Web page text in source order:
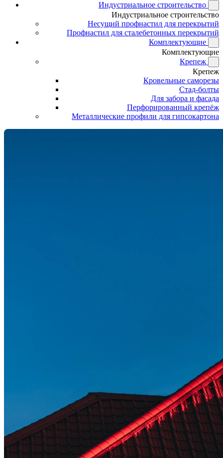
Индустриальное строительство
Индустриальное строительство
Несущий профнастил для перекрытий
Профнастил для сталебетонных перекрытий
Комплектующие
Комплектующие
Крепеж
Крепеж
Кровельные саморезы
Стад-болты
Для забора и фасада
Перфорированный крепёж
Металлические профили для гипсокартона